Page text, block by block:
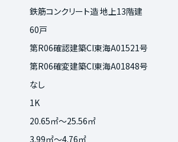
鉄筋コンクリート造 地上13階建
60戸
第R06確認建築CI東海A01521号
第R06確変建築CI東海A01848号
なし
1K
20.65㎡～25.56㎡
3.99㎡～4.76㎡